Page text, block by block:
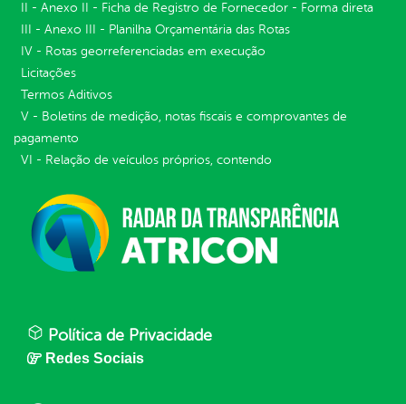
II - Anexo II - Ficha de Registro de Fornecedor - Forma direta
III - Anexo III - Planilha Orçamentária das Rotas
IV - Rotas georreferenciadas em execução
Licitações
Termos Aditivos
V - Boletins de medição, notas fiscais e comprovantes de
pagamento
VI - Relação de veículos próprios, contendo
Política de Privacidade
Redes Sociais